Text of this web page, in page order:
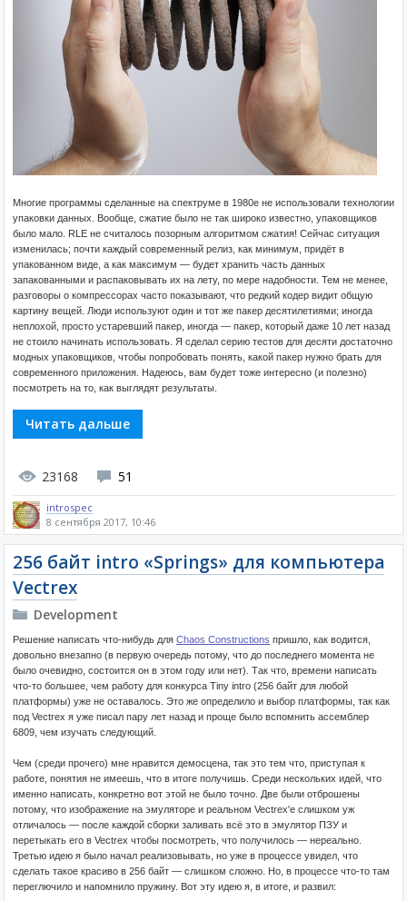
Многие программы сделанные на спектруме в 1980е не использовали технологии
упаковки данных. Вообще, сжатие было не так широко известно, упаковщиков
было мало. RLE не считалось позорным алгоритмом сжатия! Сейчас ситуация
изменилась; почти каждый современный релиз, как минимум, придёт в
упакованном виде, а как максимум — будет хранить часть данных
запакованными и распаковывать их на лету, по мере надобности. Тем не менее,
разговоры о компрессорах часто показывают, что редкий кодер видит общую
картину вещей. Люди используют один и тот же пакер десятилетиями; иногда
неплохой, просто устаревший пакер, иногда — пакер, который даже 10 лет назад
не стоило начинать использовать. Я сделал серию тестов для десяти достаточно
модных упаковщиков, чтобы попробовать понять, какой пакер нужно брать для
современного приложения. Надеюсь, вам будет тоже интересно (и полезно)
посмотреть на то, как выглядят результаты.
Читать дальше
23168 51
introspec
8 сентября 2017, 10:46
256 байт intro «Springs» для компьютера
Vectrex
Development
Решение написать что-нибудь для Chaos Constructions пришло, как водится,
довольно внезапно (в первую очередь потому, что до последнего момента не
было очевидно, состоится он в этом году или нет). Так что, времени написать
что-то большее, чем работу для конкурса Tiny intro (256 байт для любой
платформы) уже не оставалось. Это же определило и выбор платформы, так как
под Vectrex я уже писал пару лет назад и проще было вспомнить ассемблер
6809, чем изучать следующий.
Чем (среди прочего) мне нравится демосцена, так это тем что, приступая к
работе, понятия не имеешь, что в итоге получишь. Среди нескольких идей, что
именно написать, конкретно вот этой не было точно. Две были отброшены
потому, что изображение на эмуляторе и реальном Vectrex'e слишком уж
отличалось — после каждой сборки заливать всё это в эмулятор ПЗУ и
перетыкать его в Vectrex чтобы посмотреть, что получилось — нереально.
Третью идею я было начал реализовывать, но уже в процессе увидел, что
сделать такое красиво в 256 байт — слишком сложно. Но, в процессе что-то там
переглючило и напомнило пружину. Вот эту идею я, в итоге, и развил: